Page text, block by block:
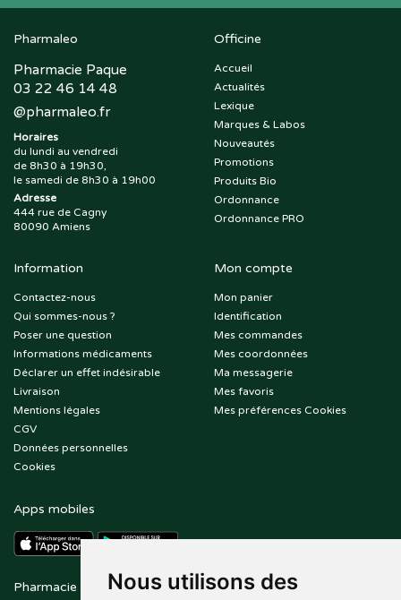
Nous utilisons des
Pharmaleo
Pharmacie Paque
03 22 46 14 48
@pharmaleo.fr
Horaires
du lundi au vendredi
de 8h30 à 19h30,
le samedi de 8h30 à 19h00
Adresse
444 rue de Cagny
80090 Amiens
Officine
Accueil
Actualités
Lexique
Marques & Labos
Nouveautés
Promotions
Produits Bio
Ordonnance
Ordonnance PRO
Information
Contactez-nous
Qui sommes-nous ?
Poser une question
Informations médicaments
Déclarer un effet indésirable
Livraison
Mentions légales
CGV
Données personnelles
Cookies
Mon compte
Mon panier
Identification
Mes commandes
Mes coordonnées
Ma messagerie
Mes favoris
Mes préférences Cookies
Apps mobiles
Pharmacie en ligne agréée Paiement sécurisé